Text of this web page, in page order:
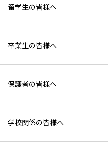
留学生の皆様へ
卒業生の皆様へ
保護者の皆様へ
学校関係の皆様へ